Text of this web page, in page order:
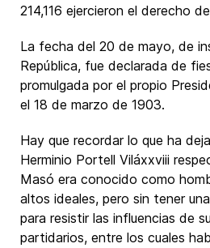
214,116 ejercieron el derecho
La fecha del 20 de mayo, de
República, fue declarada de
promulgada por el propio
el 18 de marzo de 1903.
Hay que recordar lo que ha
Herminio Portell Viláxxviii
Masó era conocido como
altos ideales, pero sin tener
para resistir las influencias de
partidarios, entre los cuales